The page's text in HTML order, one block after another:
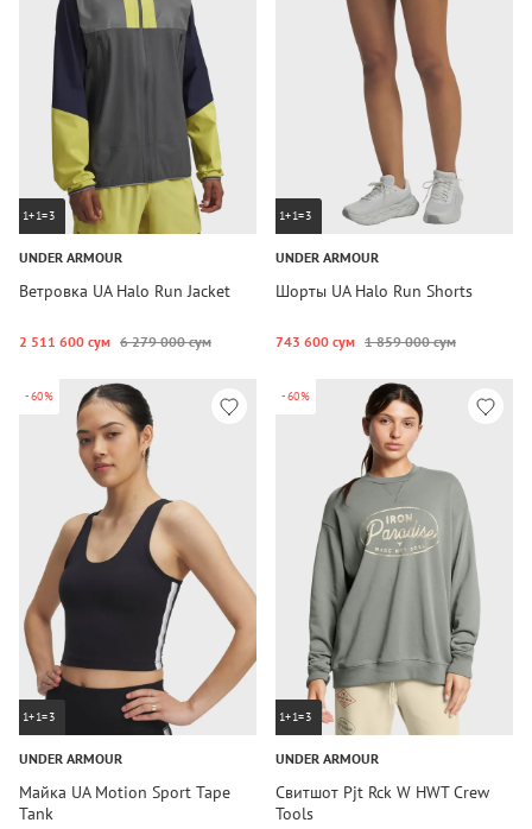
1+1=3
UNDER ARMOUR
Ветровка UA Halo Run Jacket
2 511 600 сум 6 279 000 сум
1+1=3
UNDER ARMOUR
Шорты UA Halo Run Shorts
743 600 сум 1 859 000 сум
-60%
1+1=3
UNDER ARMOUR
Майка UA Motion Sport Tape
Tank
-60%
1+1=3
UNDER ARMOUR
Свитшот Pjt Rck W HWT Crew
Tools